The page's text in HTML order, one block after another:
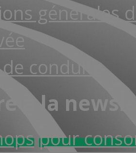
générales
de conduite
à la
pour